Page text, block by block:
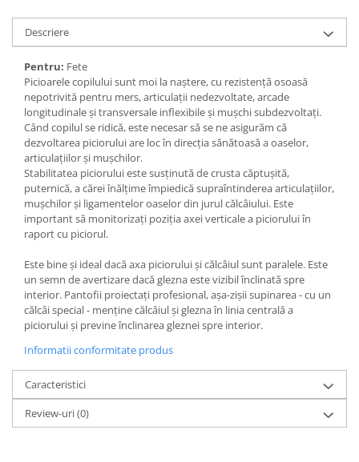
Descriere
Pentru: Fete
Picioarele copilului sunt moi la naștere, cu rezistență osoasă
nepotrivită pentru mers, articulații nedezvoltate, arcade
longitudinale și transversale inflexibile și mușchi subdezvoltați.
Când copilul se ridică, este necesar să se ne asigurăm că
dezvoltarea piciorului are loc în direcția sănătoasă a oaselor,
articulațiilor și mușchilor.
Stabilitatea piciorului este susținută de crusta căptușită,
puternică, a cărei înălțime împiedică supraîntinderea articulațiilor,
mușchilor și ligamentelor oaselor din jurul călcâiului. Este
important să monitorizați poziția axei verticale a piciorului în
raport cu piciorul.
Este bine și ideal dacă axa piciorului și călcâiul sunt paralele. Este
un semn de avertizare dacă glezna este vizibil înclinată spre
interior. Pantofii proiectați profesional, așa-zișii supinarea - cu un
călcâi special - menține călcâiul și glezna în linia centrală a
piciorului și previne înclinarea gleznei spre interior.
Informatii conformitate produs
Caracteristici
Review-uri(0)